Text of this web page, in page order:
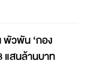
พัวพัน ‘กอง
แสนล้านบาท